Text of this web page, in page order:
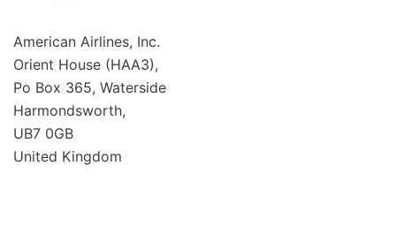
American Airlines, Inc.
Orient House (HAA3),
Po Box 365, Waterside
Harmondsworth,
UB7 0GB
United Kingdom